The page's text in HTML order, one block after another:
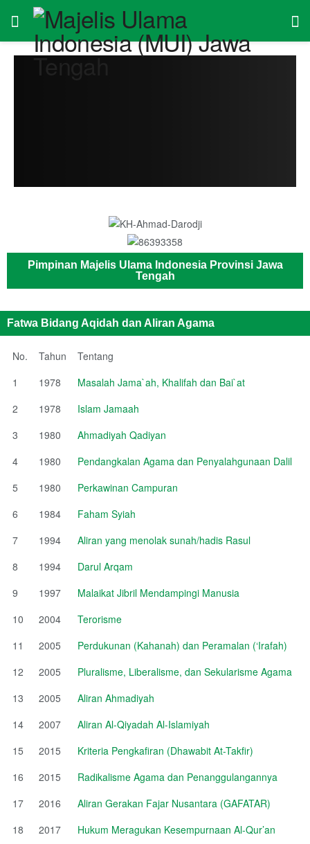
Pimpinan Majelis Ulama Indonesia Provinsi Jawa
Tengah
Fatwa Bidang Aqidah dan Aliran Agama
No. Tahun
Tentang
1
1978
Masalah Jama`ah, Khalifah dan Bai`at
2
1978
Islam Jamaah
3
1980
Ahmadiyah Qadiyan
4
1980
Pendangkalan Agama dan Penyalahgunaan Dalil
5
1980
Perkawinan Campuran
6
1984
Faham Syiah
7
1994
Aliran yang menolak sunah/hadis Rasul
8
1994
Darul Arqam
9
1997
Malaikat Jibril Mendampingi Manusia
10
2004
Terorisme
11
2005
Perdukunan (Kahanah) dan Peramalan (‘Irafah)
12
2005
Pluralisme, Liberalisme, dan Sekularisme Agama
13
2005
Aliran Ahmadiyah
14
2007
Aliran Al-Qiyadah Al-Islamiyah
15
2015
Kriteria Pengkafiran (Dhawabit At-Takfir)
16
2015
Radikalisme Agama dan Penanggulangannya
17
2016
Aliran Gerakan Fajar Nusantara (GAFATAR)
18
2017
Hukum Meragukan Kesempurnaan Al-Qur’an